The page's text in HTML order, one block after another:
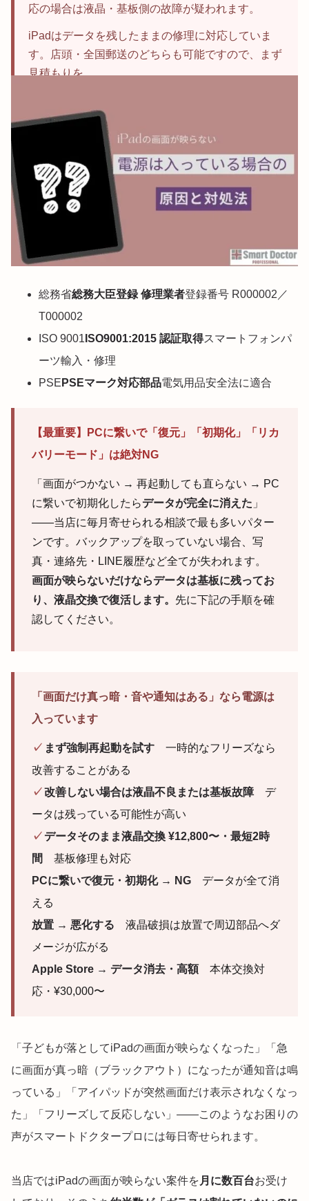
応の場合は液晶・基板側の故障が疑われます。
iPadはデータを残したままの修理に対応していま
す。店頭・全国郵送のどちらも可能ですので、まず
見積もりを。
総務省総務大臣登録 修理業者登録番号 R000002／
T000002
ISO 9001 ISO9001:2015 認証取得スマートフォンパ
ーツ輸入・修理
PSE PSEマーク対応部品電気用品安全法に適合
【最重要】PCに繋いで「復元」「初期化」「リカ
バリーモード」は絶対NG
「画面がつかない → 再起動しても直らない → PC
に繋いで初期化したらデータが完全に消えた 」
——当店に毎月寄せられる相談で最も多いパター
ンです。バックアップを取っていない場合、写
真・連絡先・LINE履歴など全てが失われます。
画面が映らないだけならデータは基板に残ってお
り、液晶交換で復活します。 先に下記の手順を確
認してください。
「画面だけ真っ暗・音や通知はある」なら電源は
入っています
✓ まず強制再起動を試す 一時的なフリーズなら
改善することがある
✓改善しない場合は液晶不良または基板故障デ
ータは残っている可能性が高い
✓ データそのまま液晶交換 ¥12,800〜・最短2時
間
基板修理も対応
PCに繋いで復元・初期化 → NG データが全て消
える
放置 → 悪化する 液晶破損は放置で周辺部品へダ
メージが広がる
Apple Store → データ消去・高額本体交換対
応・¥30,000〜
「子どもが落としてiPadの画面が映らなくなった」「急
に画面が真っ暗（ブラックアウト）になったが通知音は鳴
っている」「アイパッドが突然画面だけ表示されなくなっ
た」「フリーズして反応しない」——このようなお困りの
声がスマートドクタープロには毎日寄せられます。
当店ではiPadの画面が映らない案件を 月に数百台お受け